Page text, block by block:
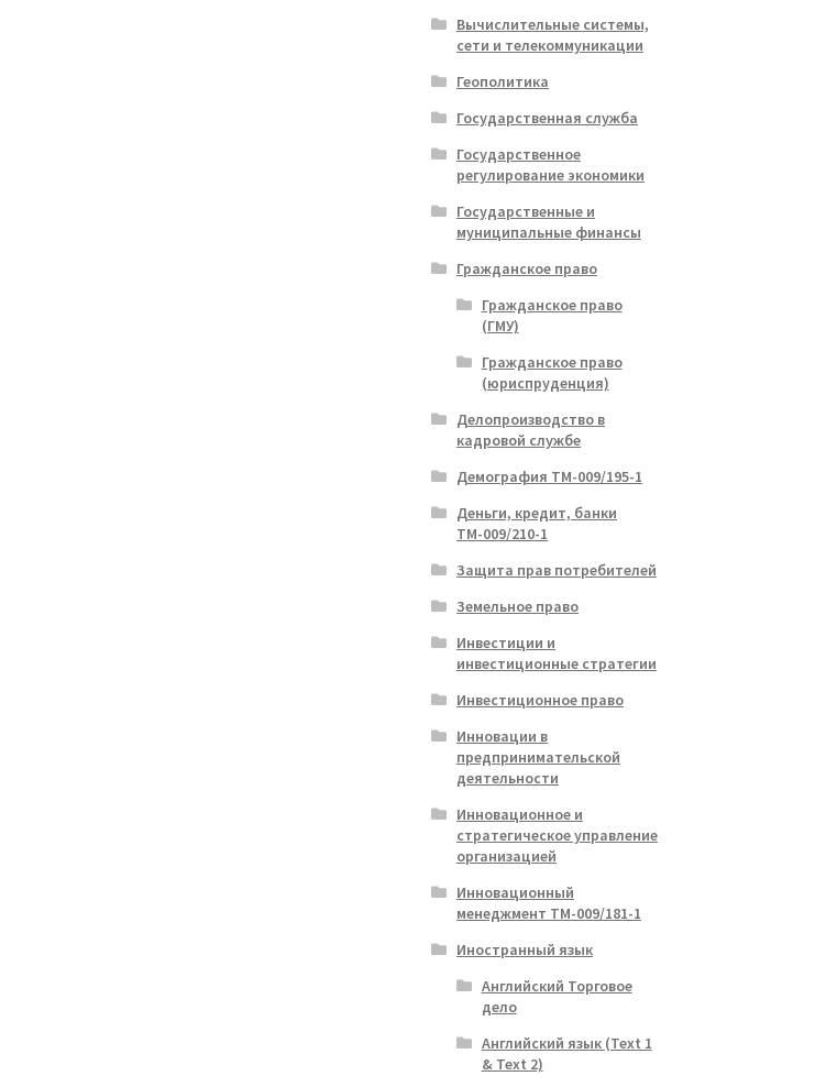
Вычислительные системы,
сети и телекоммуникации
Геополитика
Государственная служба
Государственное
регулирование экономики
Государственные и
муниципальные финансы
Гражданское право
Гражданское право
(ГМУ)
Гражданское право
(юриспруденция)
Делопроизводство в
кадровой службе
Демография ТМ-009/195-1
Деньги, кредит, банки
ТМ-009/210-1
Защита прав потребителей
Земельное право
Инвестиции и
инвестиционные стратегии
Инвестиционное право
Инновации в
предпринимательской
деятельности
Инновационное и
стратегическое управление
организацией
Инновационный
менеджмент ТМ-009/181-1
Иностранный язык
Английский Торговое
дело
Английский язык (Text 1
& Text 2)